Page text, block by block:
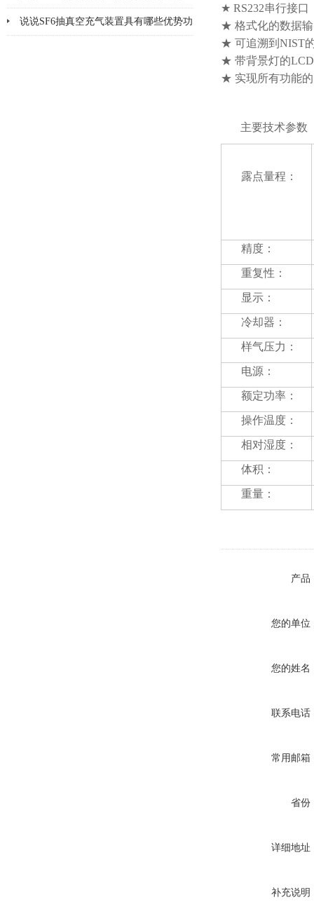
说说SF6抽真空充气装置具有哪些优势功
★ RS232串行接口
★ 格式化的数据
★ 可追溯到NIST
★ 带背景灯的
★ 实现所有功能
主要技术参数
露点量程：
精度：
重复性：
显示：
冷却器：
样气压力：
电源：
额定功率：
操作温度：
相对湿度：
体积：
重量：
产品
您的单位
您的姓名
联系电话
常用邮箱
省份
详细地址
补充说明